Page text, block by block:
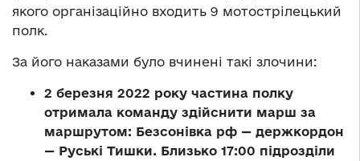
якого організаційно входить 9 мотострілецький
полк.
За його наказами було вчинені такі злочини:
2 березня 2022 року частина полку
отримала команду здійснити марш за
маршрутом: Безсонівка рф — держкордон
— Руські Тишки. Близько 17:00 підрозділи